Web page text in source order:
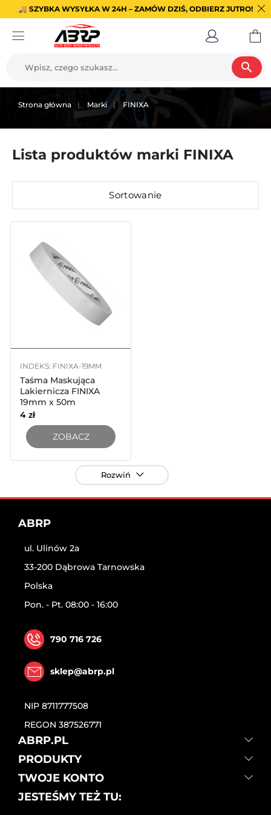
🚚 SZYBKA WYSYŁKA W 24H – ZAMÓW DZIŚ, ODBIERZ JUTRO!
search
Strona główna Marki FINIXA
Lista produktów marki FINIXA
Sortowanie
INDEKS: FINIXA-19MM
Taśma Maskująca
Lakiernicza FINIXA
19mm x 50m
4 zł
ZOBACZ
Rozwiń
ABRP
ul. Ulinów 2a
33-200 Dąbrowa Tarnowska
Polska
Pon. - Pt. 08:00 - 16:00
790 716 726
sklep@abrp.pl
NIP 8711777508
REGON 387526771
ABRP.PL
PRODUKTY
TWOJE KONTO
JESTEŚMY TEŻ TU: